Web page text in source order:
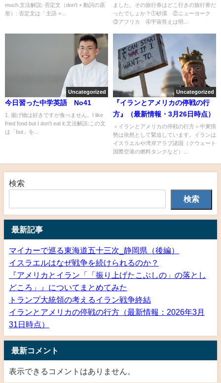
much.文法解説: 否定文（don't + 動詞の原
形）: 否定文は「主語 +...
ました。その旅行券はどこ行きの旅行券だ
ったでしょか？①砂漠 ②ニューヨーク
③アフリカ ④宇宙答えは明...
Uncategorized
今日習った中学英語 No41
1. 揚げ物は好きですが食べません。I like
fried food but I don't eat it.文法解説:この文
は「but」を...
Uncategorized
『イランとアメリカの停戦の行
方』（最新情報・3月26日時点）
＜イランとアメリカの停戦の行方＞中東情
勢は依然として緊迫しています。イランは
イスラエルや湾岸アラブ諸国（クウェート
国際空港の燃料タンクなど）...
検索
検索
最新記事
マイカーで巡る東海道五十三次_静岡県（後編）
イスラエルはなぜ戦争を続けられるのか？
『アメリカとイラン「「振り上げたこぶしの」の落とし
どころ」』についてまとめてみた
トランプ大統領の考えるイラン戦争終結
イランとアメリカの停戦の行方（最新情報：2026年3月
31日時点）
最新コメント
表示できるコメントはありません。